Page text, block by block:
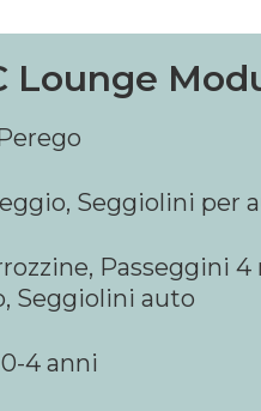
Lounge
Seggiolini per
Passeggini 4
Seggiolini auto
0-4 anni